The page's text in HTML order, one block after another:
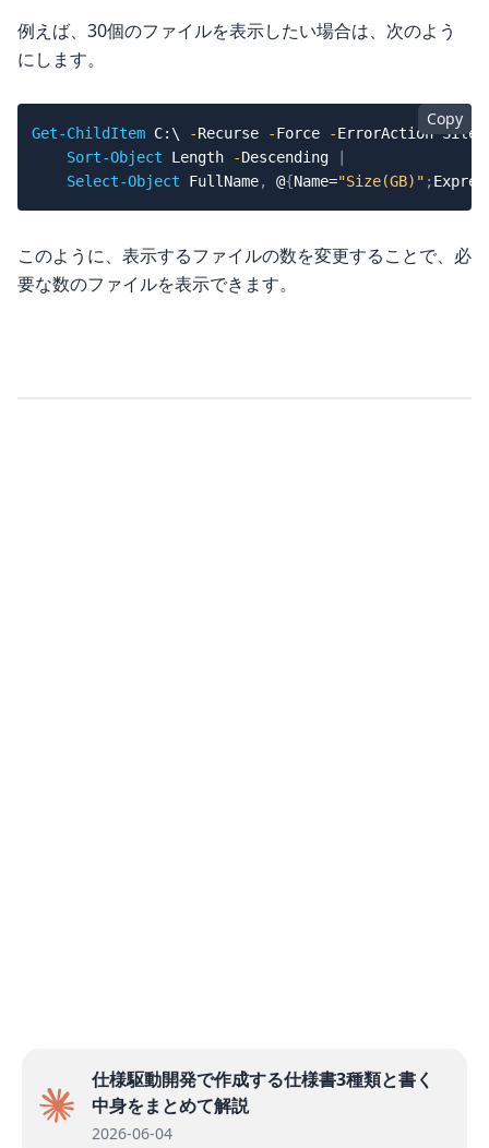
例えば、30個のファイルを表示したい場合は、次のよう
にします。
Copy
Get-ChildItem C:\ -Recurse -Force -ErrorAction
Sort-Object Length -Descending
Select-Object FullName, @{Name="Size(GB)" ;
このように、表示するファイルの数を変更することで、必
要な数のファイルを表示できます。
仕様駆動開発で作成する仕様書3種類と書く
中身をまとめて解説
2026-06-04